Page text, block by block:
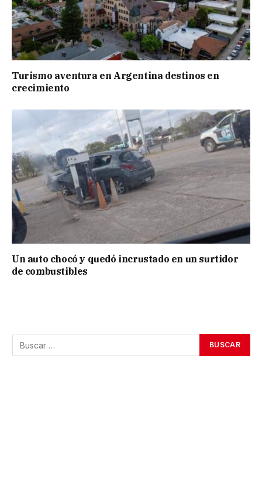
Turismo aventura en Argentina destinos en
crecimiento
Un auto chocó y quedó incrustado en un surtidor
de combustibles